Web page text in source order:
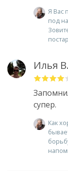
Я Вас
под
Илья В.
супер.
Как